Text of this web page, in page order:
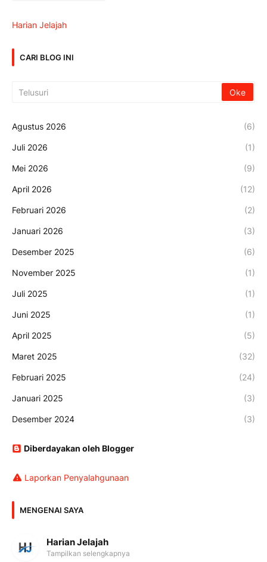
Harian Jelajah
CARI BLOG INI
Agustus 2026 (6)
Juli 2026 (1)
Mei 2026 (9)
April 2026 (12)
Februari 2026 (2)
Januari 2026 (3)
Desember 2025 (6)
November 2025 (1)
Juli 2025 (1)
Juni 2025 (1)
April 2025 (5)
Maret 2025 (32)
Februari 2025 (24)
Januari 2025 (3)
Desember 2024 (3)
Diberdayakan oleh Blogger
Laporkan Penyalahgunaan
MENGENAI SAYA
Harian Jelajah
Tampilkan selengkapnya